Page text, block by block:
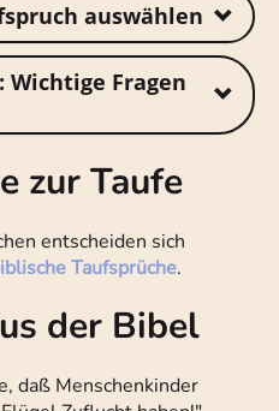
auswählen
Wichtige Fragen
zur Taufe
entscheiden sich
Taufsprüche.
der Bibel
daß Menschenkinder